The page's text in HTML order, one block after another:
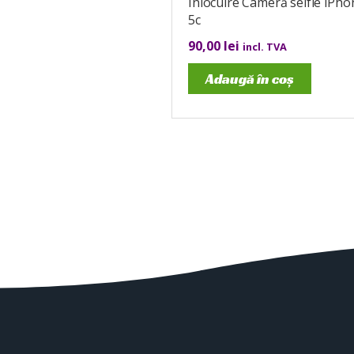
5c
90,00 lei incl. TVA
Adaugă în coș